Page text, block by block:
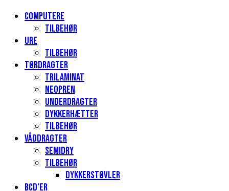
Computere
Tilbehør
Ure
Tilbehør
Tørdragter
Trilaminat
Neopren
Underdragter
Dykkerhætter
Tilbehør
Våddragter
Semidry
Tilbehør
Dykkerstøvler
BCD’er